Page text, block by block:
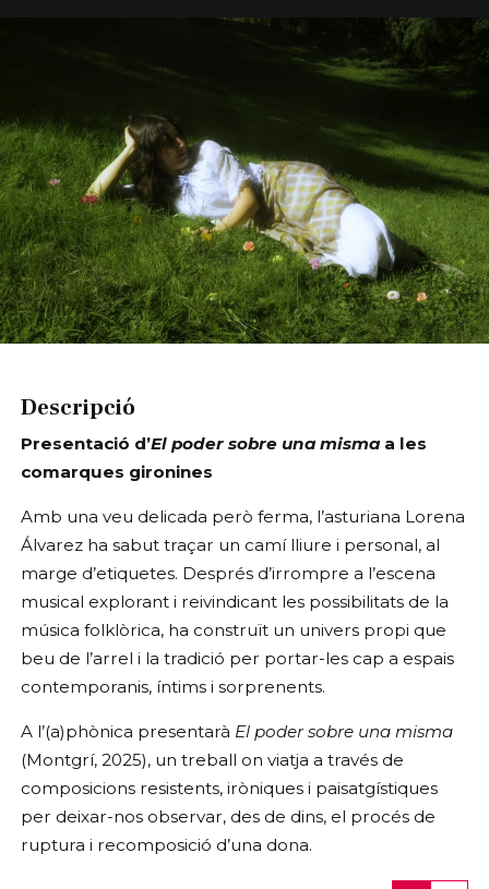
Descripció
Presentació d’El poder sobre una misma a les
comarques gironines
Amb una veu delicada però ferma, l’asturiana Lorena
Álvarez ha sabut traçar un camí lliure i personal, al
marge d’etiquetes. Després d’irrompre a l’escena
musical explorant i reivindicant les possibilitats de la
música folklòrica, ha construït un univers propi que
beu de l’arrel i la tradició per portar-les cap a espais
contemporanis, íntims i sorprenents.
A l’(a)phònica presentarà El poder sobre una misma
(Montgrí, 2025), un treball on viatja a través de
composicions resistents, iròniques i paisatgístiques
per deixar-nos observar, des de dins, el procés de
ruptura i recomposició d’una dona.